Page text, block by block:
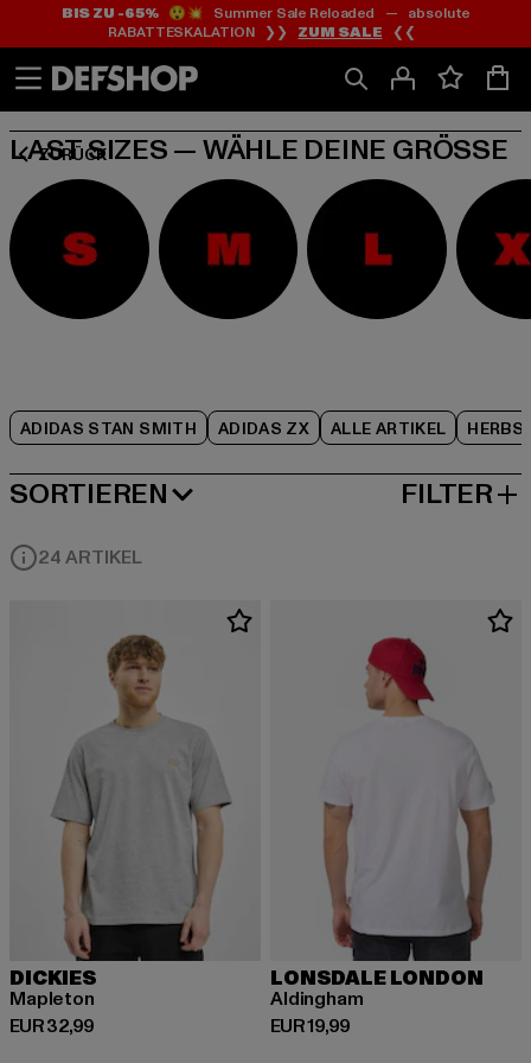
Zum
Inhalt
springen
Zum
Fußzeile
springen
BIS ZU -65%😲💥 Summer Sale Reloaded — absolute
RABATTESKALATION ❯❯ ZUM SALE ❮❮
ZURÜCK
LAST SIZES — WÄHLE DEINE GRÖSSE
ADIDAS STAN SMITH ADIDAS ZX ALLE ARTIKEL
Zum
Produktraster
springen
SORTIEREN
BELIEBTESTE FILTER
24 ARTIKEL
DICKIES
Mapleton
EUR 32,99
Derzeitiger Preis: EUR 32,99
LONSDALE LONDON
Aldingham
EUR 19,99
Derzeitiger Preis: EUR 19,99